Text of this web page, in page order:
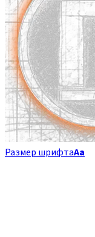
Размер шрифтаАа